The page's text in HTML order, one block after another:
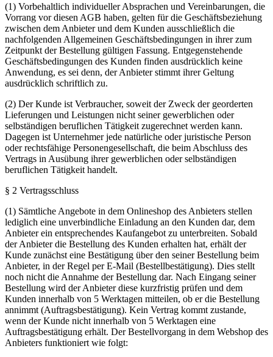
(1) Vorbehaltlich individueller Absprachen und Vereinbarungen, die
Vorrang vor diesen AGB haben, gelten für die Geschäftsbeziehung
zwischen dem Anbieter und dem Kunden ausschließlich die
nachfolgenden Allgemeinen Geschäftsbedingungen in ihrer zum
Zeitpunkt der Bestellung gültigen Fassung. Entgegenstehende
Geschäftsbedingungen des Kunden finden ausdrücklich keine
Anwendung, es sei denn, der Anbieter stimmt ihrer Geltung
ausdrücklich schriftlich zu.
(2) Der Kunde ist Verbraucher, soweit der Zweck der georderten
Lieferungen und Leistungen nicht seiner gewerblichen oder
selbständigen beruflichen Tätigkeit zugerechnet werden kann.
Dagegen ist Unternehmer jede natürliche oder juristische Person
oder rechtsfähige Personengesellschaft, die beim Abschluss des
Vertrags in Ausübung ihrer gewerblichen oder selbständigen
beruflichen Tätigkeit handelt.
§ 2 Vertragsschluss
(1) Sämtliche Angebote in dem Onlineshop des Anbieters stellen
lediglich eine unverbindliche Einladung an den Kunden dar, dem
Anbieter ein entsprechendes Kaufangebot zu unterbreiten. Sobald
der Anbieter die Bestellung des Kunden erhalten hat, erhält der
Kunde zunächst eine Bestätigung über den seiner Bestellung beim
Anbieter, in der Regel per E-Mail (Bestellbestätigung). Dies stellt
noch nicht die Annahme der Bestellung dar. Nach Eingang seiner
Bestellung wird der Anbieter diese kurzfristig prüfen und dem
Kunden innerhalb von 5 Werktagen mitteilen, ob er die Bestellung
annimmt (Auftragsbestätigung). Kein Vertrag kommt zustande,
wenn der Kunde nicht innerhalb von 5 Werktagen eine
Auftragsbestätigung erhält. Der Bestellvorgang in dem Webshop des
Anbieters funktioniert wie folgt: